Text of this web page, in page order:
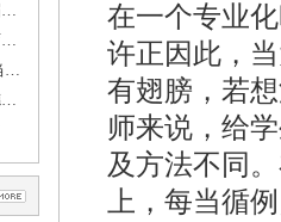
上海市比较文学研究会第十三届年会——“比较
文学｜陈平原：语文之美和教育之责
北京市文联举办学术对谈 聚焦当下文学教育
邵阳学院校长一行考察调研考德上教育集团
在一个专业
许正因此，
有翅膀，若
师来说，给
及方法不同
上，每当循